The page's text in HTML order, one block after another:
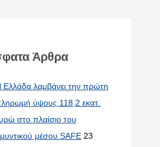
Άρθρα
Ελλάδα λαμβάνει την πρώτη
ύψους 118,2 εκατ.
στο πλαίσιο του
μέσου SAFE 23